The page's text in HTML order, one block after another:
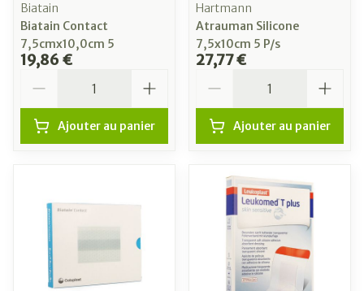
Biatain
Biatain Contact
7,5cmx10,0cm 5
19,86 €
Ajouter au panier
Hartmann
Atrauman Silicone
7,5x10cm 5 P/s
27,77 €
Ajouter au panier